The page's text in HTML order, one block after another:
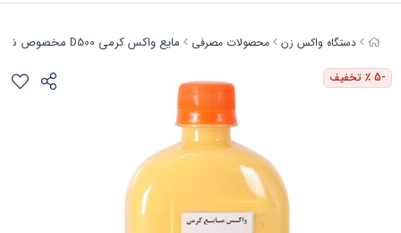
دستگاه واکس زن محصولات مصرفی مایع واکس کرمی D500 مخصوص شیر غلطکی حجم 0.5 لیتر
-5 ٪ تخفیف